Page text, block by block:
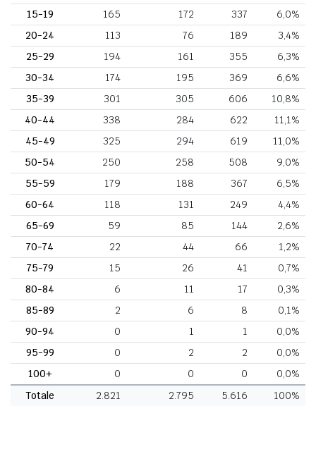
15-19
165 172 337
6,0%
20-24
113 76 189
3,4%
25-29
194 161 355
6,3%
30-34
174 195 369
6,6%
35-39
301 305 606
10,8%
40-44
338 284 622
11,1%
45-49
325 294 619
11,0%
50-54
250 258 508
9,0%
55-59
179 188 367
6,5%
60-64
118 131 249
4,4%
65-69
59 85 144
2,6%
70-74
22 44 66
1,2%
75-79
15 26 41
0,7%
80-84
6 11 17
0,3%
85-89
2 6 8
0,1%
90-94
0 1 1
0,0%
95-99
0 2 2
0,0%
100+
0 0 0
0,0%
Totale
2.821 2.795 5.616 100%